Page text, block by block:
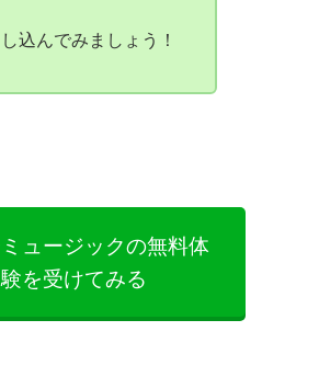
込んでみましょう！
ュージックの無料体
験を受けてみる